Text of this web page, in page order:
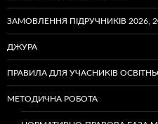
ЗАМОВЛЕННЯ ПІДРУЧНИКІВ 2026,
ДЖУРА
ПРАВИЛА ДЛЯ УЧАСНИКІВ
МЕТОДИЧНА РОБОТА